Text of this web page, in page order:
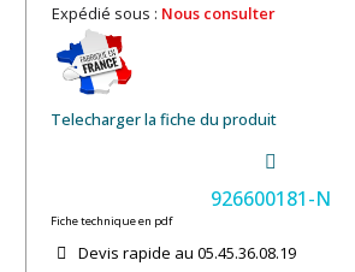
Expédié sous : Nous consulter
Telecharger la fiche du produit
926600181-N
Fiche technique en pdf
Devis rapide au 05.45.36.08.19​